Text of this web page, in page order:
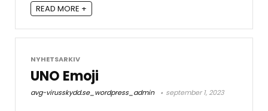
READ MORE +
NYHETSARKIV
UNO Emoji
avg-virusskydd.se_wordpress_admin september 1, 2023